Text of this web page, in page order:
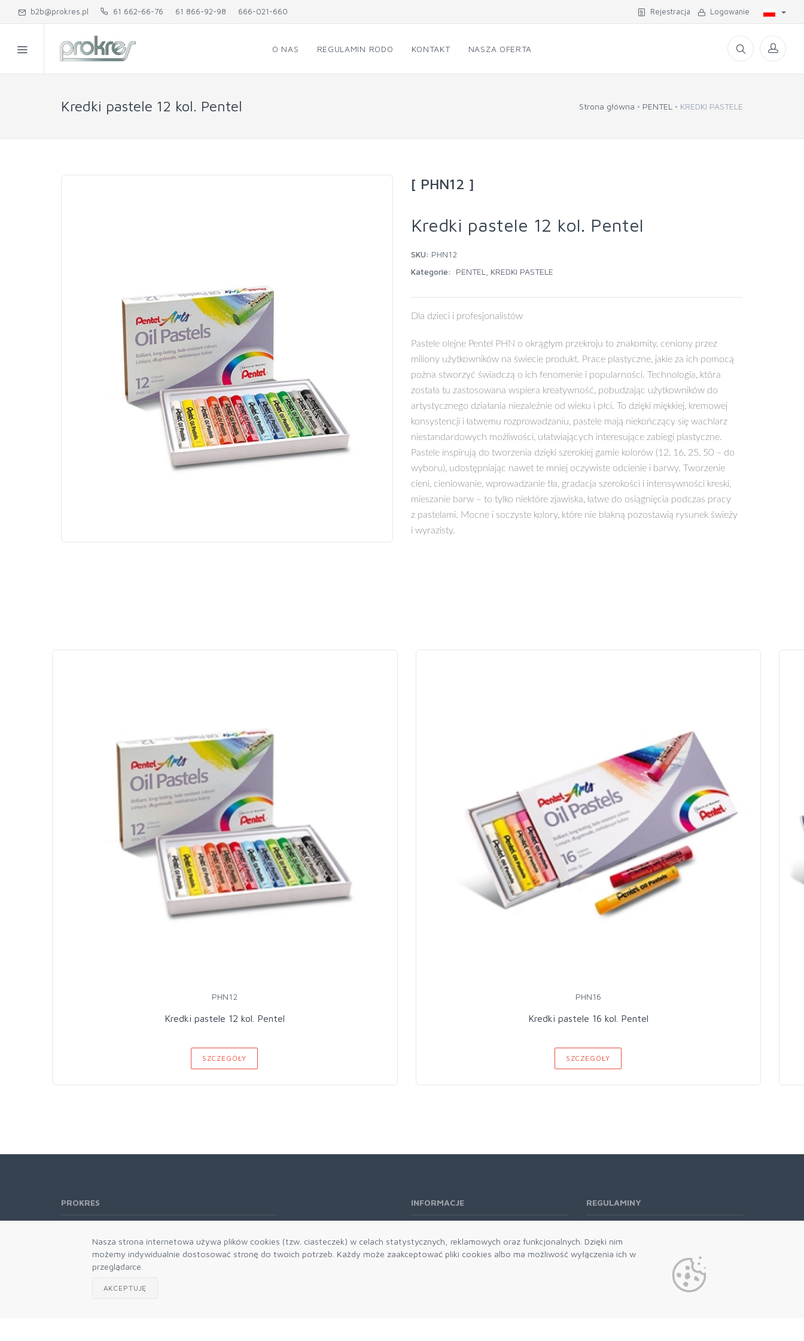
Nasza strona internetowa używa plików cookies (tzw. ciasteczek) w celach statystycznych, reklamowych oraz funkcjonalnych. Dzięki nim
możemy indywidualnie dostosować stronę do twoich potrzeb. Każdy może zaakceptować pliki cookies albo ma możliwość wyłączenia ich w
przeglądarce.
AKCEPTUJĘ
b2b@prokres.pl 61 662-66-76 61 866-92-98 666-021-660 Rejestracja Logowanie
O NAS REGULAMIN RODO KONTAKT NASZA OFERTA
Kredki pastele 12 kol. Pentel Strona główna PENTEL KREDKI PASTELE
[ PHN12 ]
Kredki pastele 12 kol. Pentel
SKU: PHN12
Kategorie:
PENTEL KREDKI PASTELE
Dla dzieci i profesjonalistów
Pastele olejne Pentel PHN o okrągłym przekroju to znakomity, ceniony przez
miliony użytkowników na świecie produkt. Prace plastyczne, jakie za ich pomocą
pożna stworzyć świadczą o ich fenomenie i popularności. Technologia, która
została tu zastosowana wspiera kreatywność, pobudzając użytkowników do
artystycznego działania niezależnie od wieku i płci. To dzięki miękkiej, kremowej
konsystencji i łatwemu rozprowadzaniu, pastele mają niekończący się wachlarz
niestandardowych możliwości, ułatwiających interesujące zabiegi plastyczne.
Pastele inspirują do tworzenia dzięki szerokiej gamie kolorów (12, 16, 25, 50 – do
wyboru), udostępniając nawet te mniej oczywiste odcienie i barwy. Tworzenie
cieni, cieniowanie, wprowadzanie tła, gradacja szerokości i intensywności kreski,
mieszanie barw – to tylko niektóre zjawiska, łatwe do osiągnięcia podczas pracy
z pastelami. Mocne i soczyste kolory, które nie blakną pozostawią rysunek świeży
i wyrazisty.
PHN12
Kredki pastele 12 kol. Pentel
SZCZEGÓŁY
PHN16
Kredki pastele 16 kol. Pentel
SZCZEGÓŁY
PROKRES
61 866-92-98
666-021-660
Dział handlowy email: prokres@prokres.pl
INFORMACJE
Kontakt
REGULAMINY